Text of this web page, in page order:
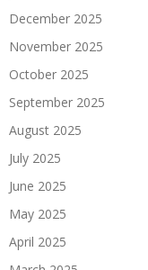
December 2025
November 2025
October 2025
September 2025
August 2025
July 2025
June 2025
May 2025
April 2025